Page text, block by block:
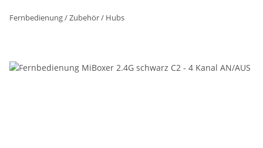
Fernbedienung / Zubehör / Hubs